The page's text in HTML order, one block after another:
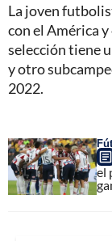
La joven
con el América
selección tiene
y otro
2022.
el